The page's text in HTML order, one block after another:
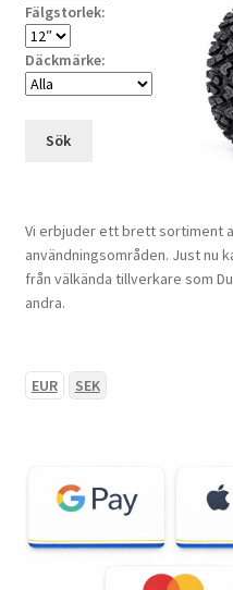
Fälgstorlek:
Däckmärke:
Sök
Vi erbjuder ett brett sortiment
användningsområden. Just nu
från välkända tillverkare som
andra.
EUR SEK